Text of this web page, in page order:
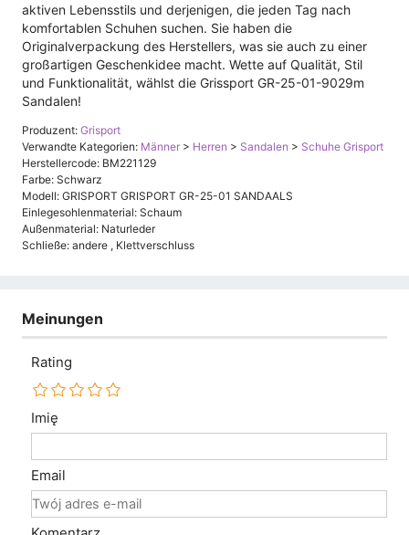
aktiven Lebensstils und derjenigen, die jeden Tag nach
komfortablen Schuhen suchen. Sie haben die
Originalverpackung des Herstellers, was sie auch zu einer
großartigen Geschenkidee macht. Wette auf Qualität, Stil
und Funktionalität, wählst die Grissport GR-25-01-9029m
Sandalen!
Produzent: Grisport
Verwandte Kategorien: Männer > Herren > Sandalen > Schuhe Grisport
Herstellercode: BM221129
Farbe: Schwarz
Modell: GRISPORT GRISPORT GR-25-01 SANDAALS
Einlegesohlenmaterial: Schaum
Außenmaterial: Naturleder
Schließe: andere , Klettverschluss
Meinungen
Rating
Imię
Email